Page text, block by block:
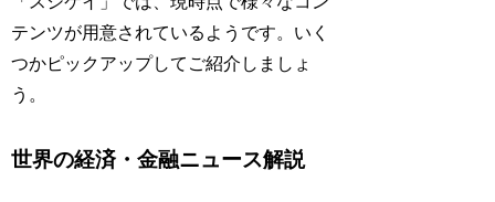
テンツが用意されているようです。いく
つかピックアップしてご紹介しましょ
う。
世界の経済・金融ニュース解説